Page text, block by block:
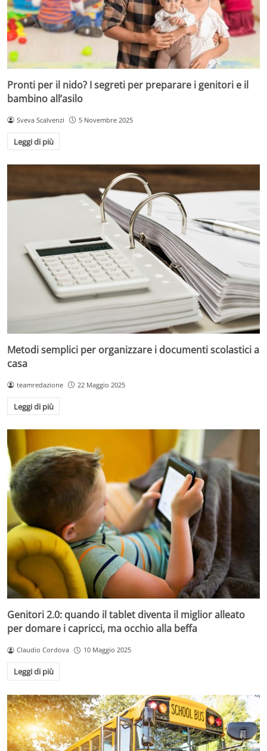
Pronti per il nido? I segreti per preparare i genitori e il
bambino all’asilo
Sveva Scalvenzi 5 Novembre 2025
Leggi di più
Metodi semplici per organizzare i documenti scolastici a
casa
teamredazione 22 Maggio 2025
Leggi di più
Genitori 2.0: quando il tablet diventa il miglior alleato
per domare i capricci, ma occhio alla beffa
Claudio Cordova 10 Maggio 2025
Leggi di più